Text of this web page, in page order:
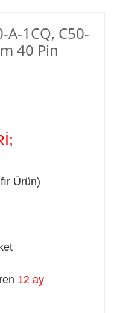
A-1CQ, C50-
40 Pin
Ürün)
12 ay